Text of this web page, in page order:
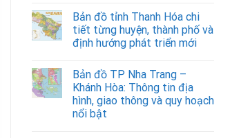
Bản đồ tỉnh Thanh Hóa chi
tiết từng huyện, thành phố và
định hướng phát triển mới
Bản đồ TP Nha Trang –
Khánh Hòa: Thông tin địa
hình, giao thông và quy hoạch
nổi bật